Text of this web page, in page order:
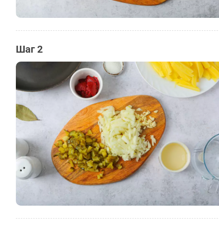
Шаг 2